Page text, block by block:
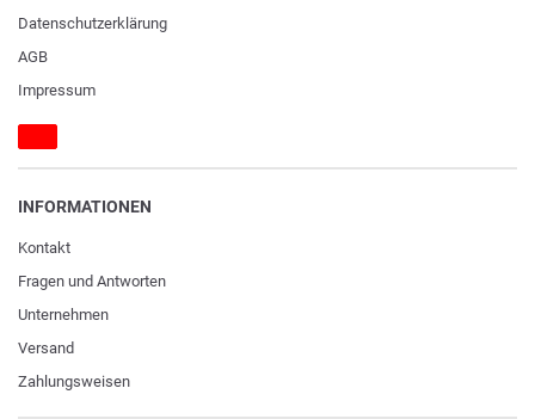
Daten­schutz­erklärung
AGB
Impressum
INFORMATIONEN
Kontakt
Fragen und Antworten
Unternehmen
Versand
Zahlungsweisen